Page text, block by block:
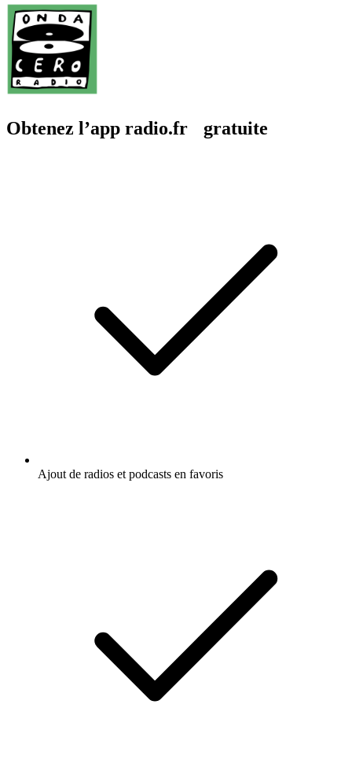
Obtenez l’app radio.fr gratuite
Ajout de radios et podcasts en favoris